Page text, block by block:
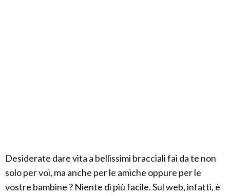
Desiderate dare vita a bellissimi bracciali fai da te non
solo per voi, ma anche per le amiche oppure per le
vostre bambine ? Niente di più facile. Sul web, infatti, è